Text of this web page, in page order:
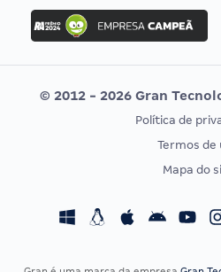
Concurso Ibama
Concurso MPU
Editais publicados
CONCURSOS POR PROFISSÃO
Concursos Fiscais
© 2012 - 2026 Gran
Política de
Termos de
Mapa do